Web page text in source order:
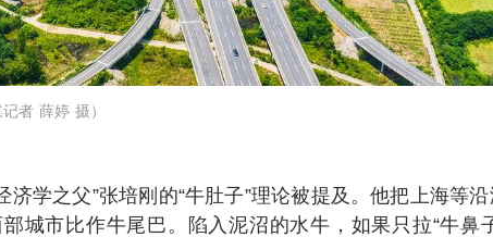
者 薛婷 摄）
济学之父”张培刚的“牛肚子”理论被提及。他把上海等
城市比作牛尾巴。陷入泥沼的水牛，如果只拉“牛鼻